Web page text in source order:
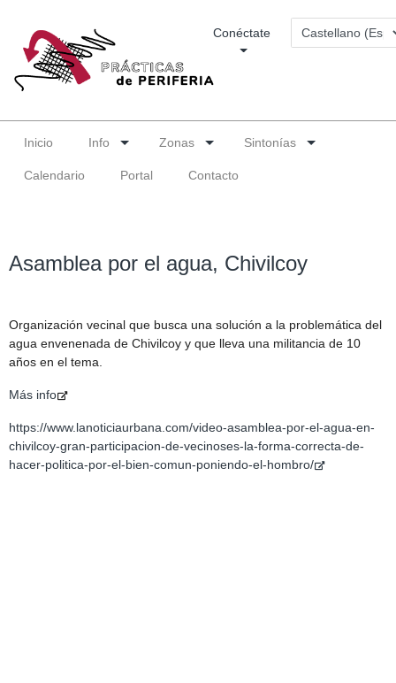
Conéctate
Inicio Info Zonas Sintonías
Calendario Portal Contacto
Asamblea por el agua, Chivilcoy
Organización vecinal que busca una solución a la problemática del
agua envenenada de Chivilcoy y que lleva una militancia de 10
años en el tema.
Más info
https://www.lanoticiaurbana.com/video-asamblea-por-el-agua-en-
chivilcoy-gran-participacion-de-vecinoses-la-forma-correcta-de-
hacer-politica-por-el-bien-comun-poniendo-el-hombro/